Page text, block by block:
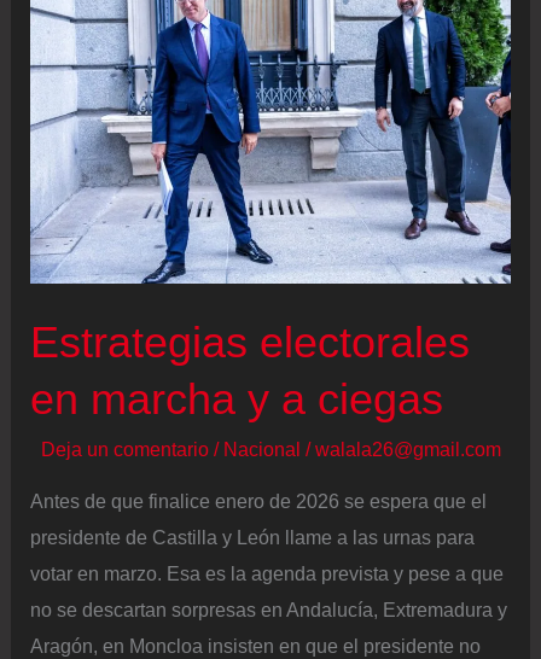
recurso
contra
ley
quita
las
ayudas
sindicatos
Murcia
por
Estrategias electorales
en marcha y a ciegas
Deja un comentario / Nacional /walala26@gmail.com
Antes de que finalice enero de 2026 se espera que el
presidente de Castilla y León llame a las urnas para
votar en marzo. Esa es la agenda prevista y pese a que
no se descartan sorpresas en Andalucía, Extremadura y
Aragón, en Moncloa insisten en que el presidente no